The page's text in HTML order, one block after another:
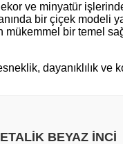
ve minyatür
bir çiçek modeli
mükemmel bir temel
dayanıklılık ve
BEYAZ İNCİ